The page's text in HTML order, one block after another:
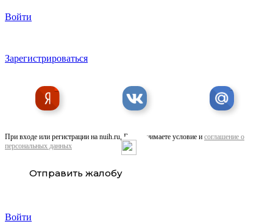
Войти
Зарегистрироваться
При входе или регистрации на nuih.ru, Вы принимаете условие и соглашение о
персональных данных
Отправить жалобу
Войти